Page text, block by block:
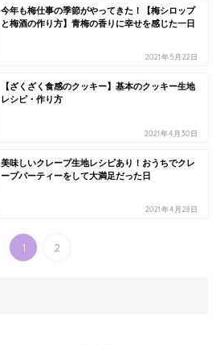
今年も梅仕事の季節がやってきた！【梅シロップ
と梅酒の作り方】青梅の香りに幸せを感じた一日
2021年5月22日
【ざくざく食感のクッキー】基本のクッキー生地
レシピ・作り方
2021年4月30日
美味しいクレープ生地レシピあり！おうちでクレ
ープパーティーをして大満足だった日
2021年4月28日
1 2